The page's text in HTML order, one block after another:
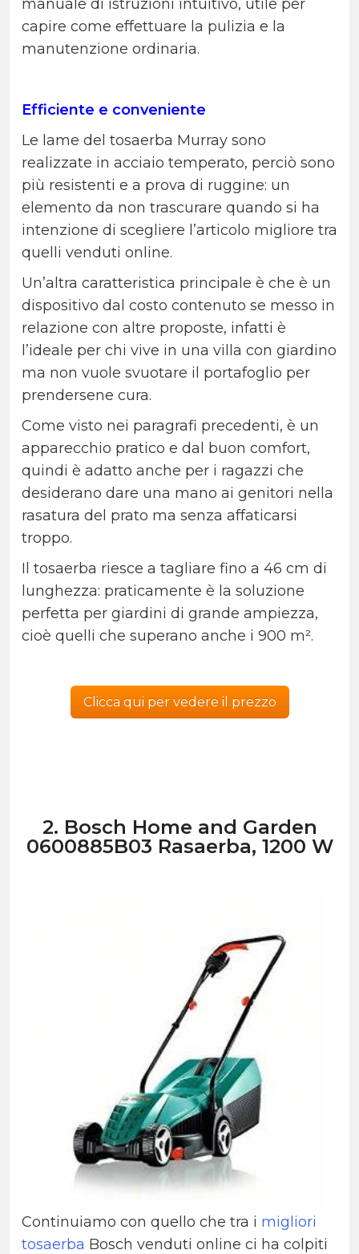
manuale di istruzioni intuitivo, utile per
capire come effettuare la pulizia e la
manutenzione ordinaria.
Efficiente e conveniente
Le lame del tosaerba Murray sono
realizzate in acciaio temperato, perciò sono
più resistenti e a prova di ruggine: un
elemento da non trascurare quando si ha
intenzione di scegliere l’articolo migliore tra
quelli venduti online.
Un’altra caratteristica principale è che è un
dispositivo dal costo contenuto se messo in
relazione con altre proposte, infatti è
l’ideale per chi vive in una villa con giardino
ma non vuole svuotare il portafoglio per
prendersene cura.
Come visto nei paragrafi precedenti, è un
apparecchio pratico e dal buon comfort,
quindi è adatto anche per i ragazzi che
desiderano dare una mano ai genitori nella
rasatura del prato ma senza affaticarsi
troppo.
Il tosaerba riesce a tagliare fino a 46 cm di
lunghezza: praticamente è la soluzione
perfetta per giardini di grande ampiezza,
cioè quelli che superano anche i 900 m².
Clicca qui per vedere il prezzo
2. Bosch Home and Garden
0600885B03 Rasaerba, 1200 W
Continuiamo con quello che tra i migliori
tosaerba Bosch venduti online ci ha colpiti